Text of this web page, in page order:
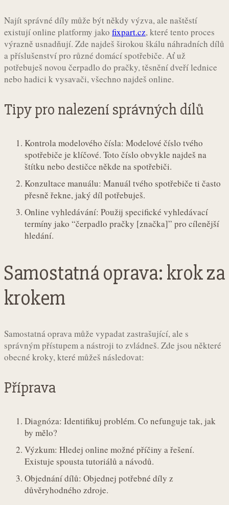
Najít správné díly může být někdy výzva, ale naštěstí
existují online platformy jako fixpart.cz, které tento proces
výrazně usnadňují. Zde najdeš širokou škálu náhradních dílů
a příslušenství pro různé domácí spotřebiče. Ať už
potřebuješ novou čerpadlo do pračky, těsnění dveří lednice
nebo hadici k vysavači, všechno najdeš online.
Tipy pro nalezení správných dílů
Kontrola modelového čísla: Modelové číslo tvého
spotřebiče je klíčové. Toto číslo obvykle najdeš na
štítku nebo destičce někde na spotřebiči.
Konzultace manuálu: Manuál tvého spotřebiče ti často
přesně řekne, jaký díl potřebuješ.
Online vyhledávání: Použij specifické vyhledávací
termíny jako “čerpadlo pračky [značka]” pro cílenější
hledání.
Samostatná oprava: krok za
krokem
Samostatná oprava může vypadat zastrašující, ale s
správným přístupem a nástroji to zvládneš. Zde jsou některé
obecné kroky, které můžeš následovat:
Příprava
Diagnóza: Identifikuj problém. Co nefunguje tak, jak
by mělo?
Výzkum: Hledej online možné příčiny a řešení.
Existuje spousta tutoriálů a návodů.
Objednání dílů: Objednej potřebné díly z
důvěryhodného zdroje.